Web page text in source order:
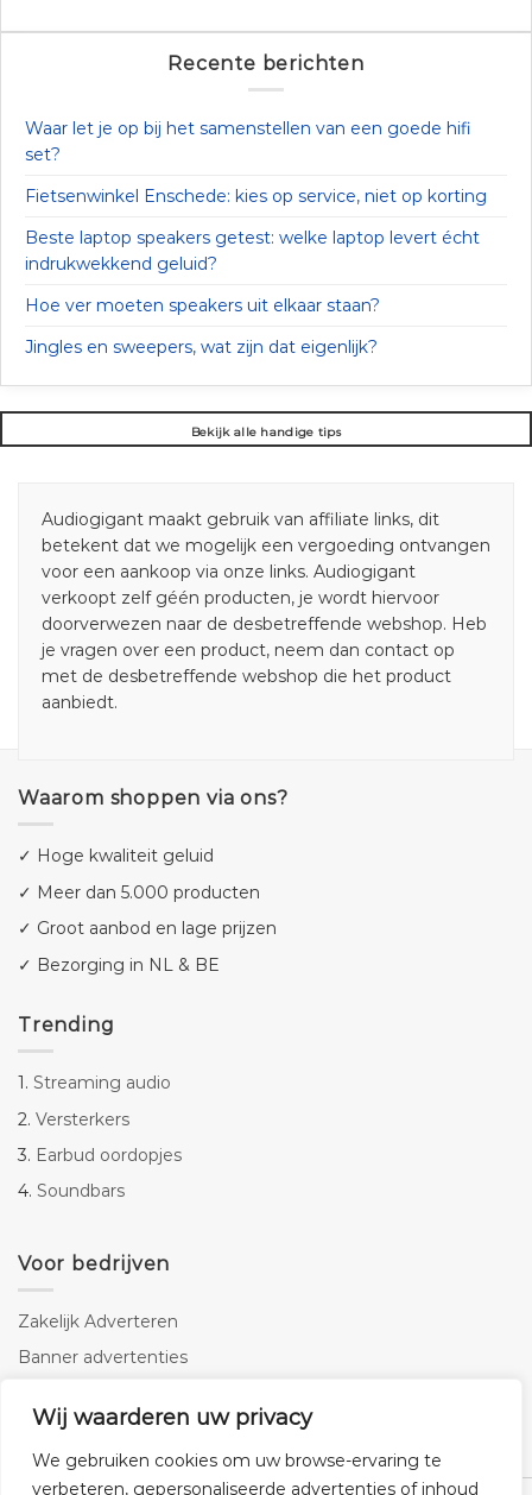
Wij waarderen uw privacy
We gebruiken cookies om uw browse-ervaring te
verbeteren, gepersonaliseerde advertenties of inhoud
Recente berichten
Waar let je op bij het samenstellen van een goede hifi
set?
Fietsenwinkel Enschede: kies op service, niet op korting
Beste laptop speakers getest: welke laptop levert écht
indrukwekkend geluid?
Hoe ver moeten speakers uit elkaar staan?
Jingles en sweepers, wat zijn dat eigenlijk?
Bekijk alle handige tips
Audiogigant maakt gebruik van affiliate links, dit
betekent dat we mogelijk een vergoeding ontvangen
voor een aankoop via onze links. Audiogigant
verkoopt zelf géén producten, je wordt hiervoor
doorverwezen naar de desbetreffende webshop. Heb
je vragen over een product, neem dan contact op
met de desbetreffende webshop die het product
aanbiedt.
Waarom shoppen via ons?
✓ Hoge kwaliteit geluid
✓ Meer dan 5.000 producten
✓ Groot aanbod en lage prijzen
✓ Bezorging in NL & BE
Trending
1. Streaming audio
2. Versterkers
3. Earbud oordopjes
4. Soundbars
Voor bedrijven
Zakelijk Adverteren
Banner advertenties
SEO copywriting